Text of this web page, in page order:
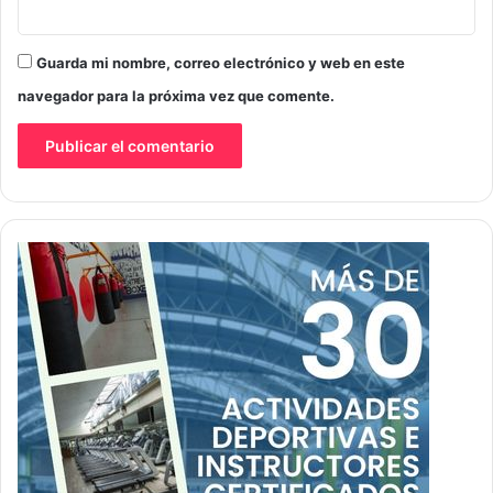
Guarda mi nombre, correo electrónico y web en este
navegador para la próxima vez que comente.